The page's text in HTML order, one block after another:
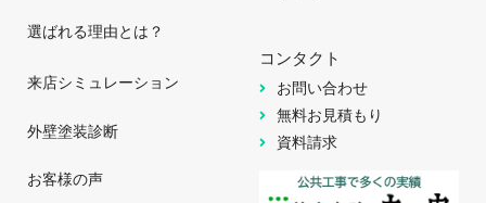
選ばれる理由とは？
来店シミュレーション
外壁塗装診断
お客様の声
コンタクト
お問い合わせ
無料お見積もり
資料請求